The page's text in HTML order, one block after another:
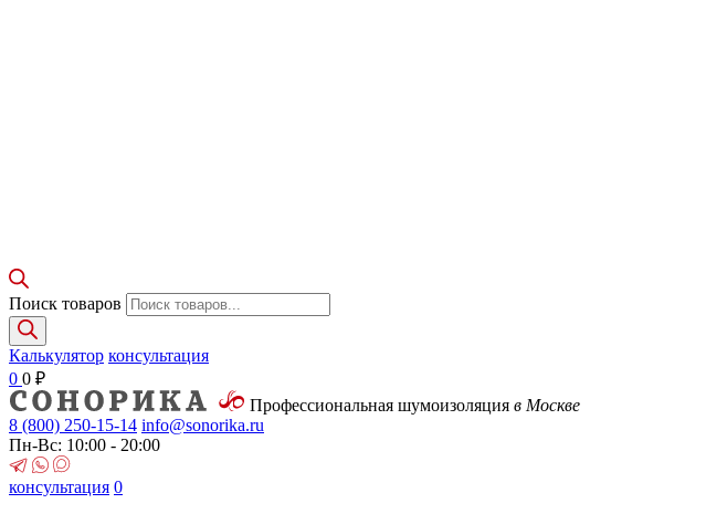
Поиск товаров
Калькулятор консультация
0 0 ₽
Профессиональная шумоизоляция в Москве
8 (800) 250-15-14 info@sonorika.ru
Пн-Вс: 10:00 - 20:00
консультация 0